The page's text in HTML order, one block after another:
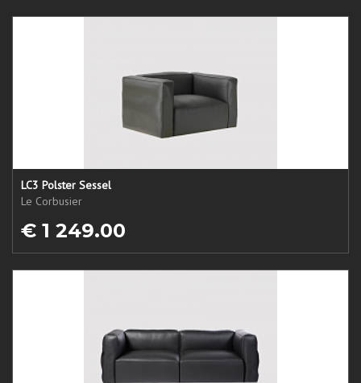
LC3 Polster Sessel
Le Corbusier
€ 1 249.00